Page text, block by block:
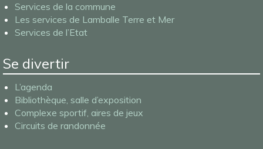
Services de la commune
Les services de Lamballe Terre et Mer
Services de l’Etat
Se divertir
L’agenda
Bibliothèque, salle d’exposition
Complexe sportif, aires de jeux
Circuits de randonnée